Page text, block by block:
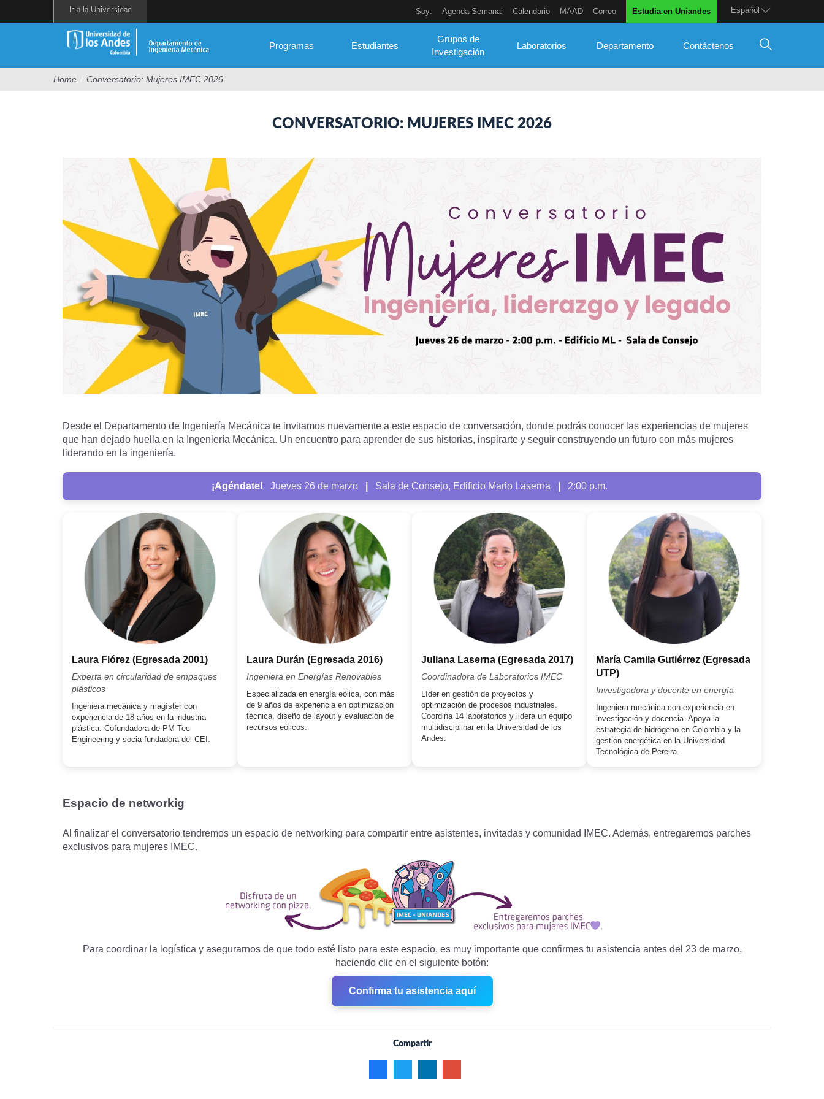
Español
Soy: Agenda Semanal Calendario MAAD Correo Estudia en Uniandes
Ir a la Universidad
Programas Estudiantes
Grupos de
Investigación
Laboratorios Departamento Contáctenos
Home / Conversatorio: Mujeres IMEC 2026
CONVERSATORIO: MUJERES IMEC 2026
Desde el Departamento de Ingeniería Mecánica te invitamos nuevamente a este espacio de conversación, donde podrás conocer las experiencias de mujeres
que han dejado huella en la Ingeniería Mecánica. Un encuentro para aprender de sus historias, inspirarte y seguir construyendo un futuro con más mujeres
liderando en la ingeniería.
¡Agéndate! Jueves 26 de marzo Sala de Consejo, Edificio Mario Laserna 2:00 p.m.
Laura Flórez (Egresada 2001)
Experta en circularidad de empaques
plásticos
Ingeniera mecánica y magíster con
experiencia de 18 años en la industria
plástica. Cofundadora de PM Tec
Engineering y socia fundadora del CEI.
Laura Durán (Egresada 2016)
Ingeniera en Energías Renovables
Especializada en energía eólica, con más
de 9 años de experiencia en optimización
técnica, diseño de layout y evaluación de
recursos eólicos.
Juliana Laserna (Egresada 2017)
Coordinadora de Laboratorios IMEC
Líder en gestión de proyectos y
optimización de procesos industriales.
Coordina 14 laboratorios y lidera un equipo
multidisciplinar en la Universidad de los
Andes.
María Camila Gutiérrez (Egresada
UTP)
Investigadora y docente en energía
Ingeniera mecánica con experiencia en
investigación y docencia. Apoya la
estrategia de hidrógeno en Colombia y la
gestión energética en la Universidad
Tecnológica de Pereira.
Espacio de networkig
Al finalizar el conversatorio tendremos un espacio de networking para compartir entre asistentes, invitadas y comunidad IMEC. Además, entregaremos parches
exclusivos para mujeres IMEC.
Para coordinar la logística y asegurarnos de que todo esté listo para este espacio, es muy importante que confirmes tu asistencia antes del 23 de marzo,
haciendo clic en el siguiente botón:
Confirma tu asistencia aquí
Compartir